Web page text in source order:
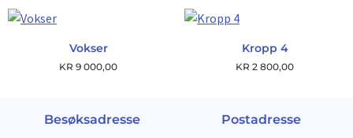
Vokser
KR 9 000,00
Kropp 4
KR 2 800,00
Besøksadresse Postadresse